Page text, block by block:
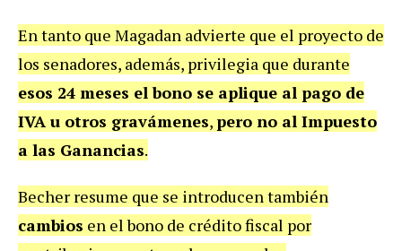
En tanto que Magadan advierte que el proyecto de
los senadores, además, privilegia que durante
esos 24 meses el bono se aplique al pago de
IVA u otros gravámenes,pero no al Impuesto
a las Ganancias.
Becher resume que se introducen también
cambios en el bono de crédito fiscal por